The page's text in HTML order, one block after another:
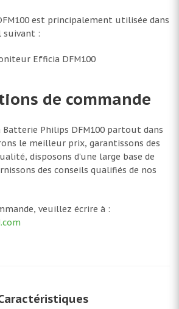
est principalement utilisée dans
suivant :
Efficia DFM100
de commande
Philips DFM100 partout dans
le meilleur prix, garantissons des
disposons d’une large base de
des conseils qualifiés de nos
veuillez écrire à :